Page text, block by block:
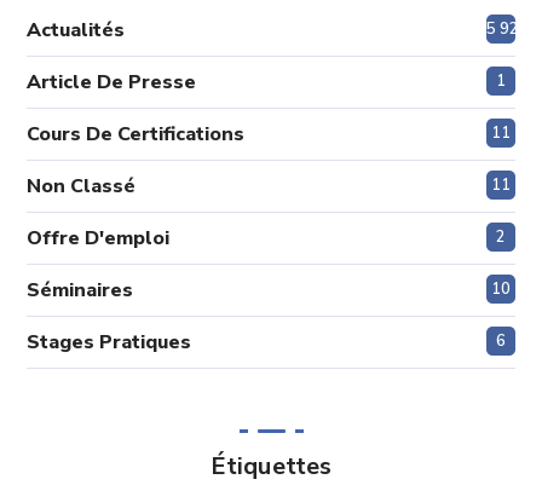
Actualités 5 920
Article De Presse 1
Cours De Certifications 11
Non Classé 11
Offre D'emploi 2
Séminaires 10
Stages Pratiques 6
Étiquettes